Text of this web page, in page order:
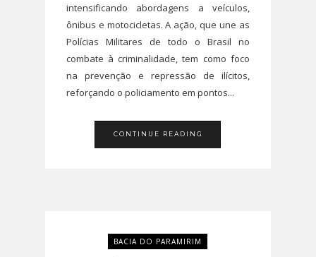
intensificando abordagens a veículos,
ônibus e motocicletas. A ação, que une as
Polícias Militares de todo o Brasil no
combate à criminalidade, tem como foco
na prevenção e repressão de ilícitos,
reforçando o policiamento em pontos...
CONTINUE READING
BACIA DO PARAMIRIM